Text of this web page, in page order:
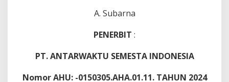
A. Subarna
PENERBIT :
PT. ANTARWAKTU SEMESTA INDONESIA
Nomor AHU: -0150305.AHA.01.11. TAHUN 2024